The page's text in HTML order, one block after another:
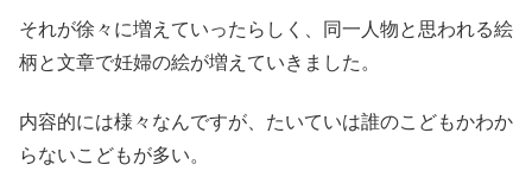
それが徐々に増えていったらしく、同一人物と思われる絵
柄と文章で妊婦の絵が増えていきました。
内容的には様々なんですが、たいていは誰のこどもかわか
らないこどもが多い。